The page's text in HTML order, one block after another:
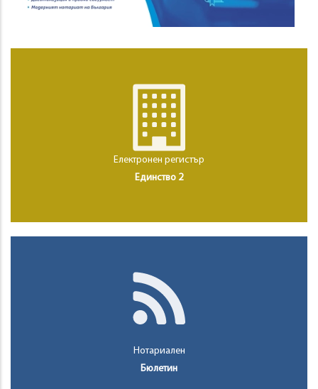
Електронен регистър
Единство 2
Нотариален
Бюлетин